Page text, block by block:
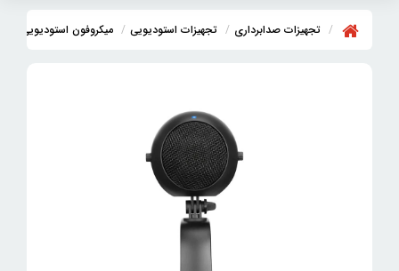
تجهیزات صدابرداری تجهیزات استودیویی میکروفون استودیویی